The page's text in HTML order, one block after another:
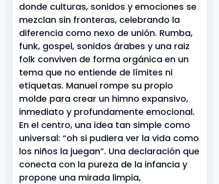
donde culturas, sonidos y emociones se
mezclan sin fronteras, celebrando la
diferencia como nexo de unión. Rumba,
funk, gospel, sonidos árabes y una raiz
folk conviven de forma orgánica en un
tema que no entiende de límites ni
etiquetas. Manuel rompe su propio
molde para crear un himno expansivo,
inmediato y profundamente emocional.
En el centro, una idea tan simple como
universal: “oh si pudiera ver la vida como
los niños la juegan”. Una declaración que
conecta con la pureza de la infancia y
propone una mirada limpia,